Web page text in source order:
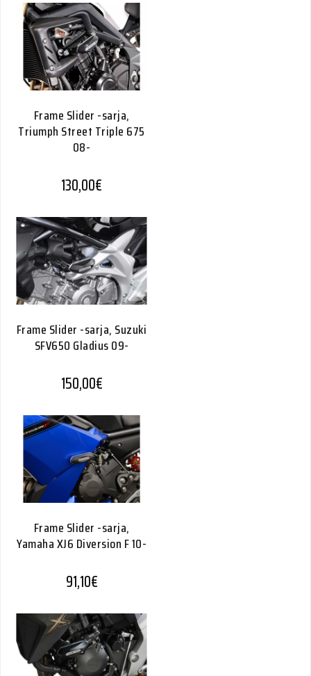
Frame Slider -sarja,
Triumph Street Triple 675
08-
130,00€
Frame Slider -sarja, Suzuki
SFV650 Gladius 09-
150,00€
Frame Slider -sarja,
Yamaha XJ6 Diversion F 10-
91,10€